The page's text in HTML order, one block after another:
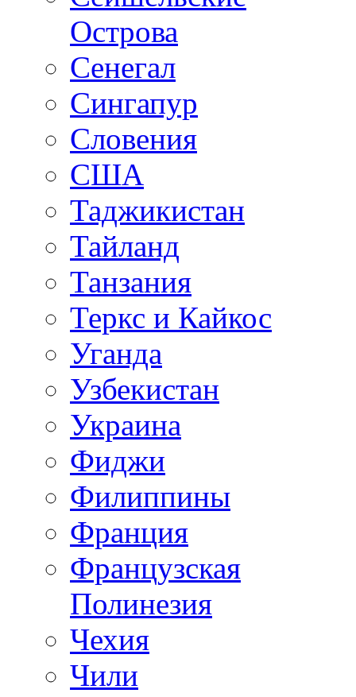
Острова
Сенегал
Сингапур
Словения
США
Таджикистан
Тайланд
Танзания
Теркс и Кайкос
Уганда
Узбекистан
Украина
Фиджи
Филиппины
Франция
Французская
Полинезия
Чехия
Чили